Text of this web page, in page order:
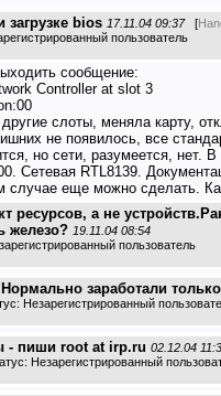
загрузке bios 17.11.04 09:37[
пользователь
сообщение:
Controller at slot 3
слоты, меняла карту,
не появилось, все
но сети, разумеется, нет.
Сетевая RTL8139.
случае еще можно сделать.
ресурсов, а не
железо? 19.11.04 08:54
пользователь
заработали
Незарегистрированный
- пиши root at irp.ru 02.12.04
Незарегистрированный